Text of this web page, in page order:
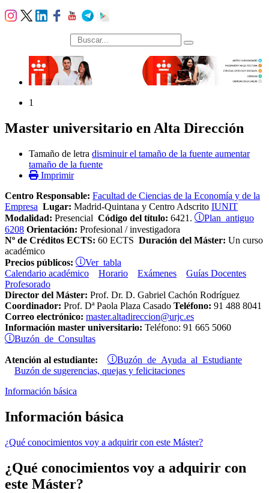
búsqueda
1
Master universitario en Alta Dirección
Tamaño de letra disminuir el tamaño de la fuente aumentar
tamaño de la fuente
Imprimir
Centro Responsable: Facultad de Ciencias de la Economía y de la
Empresa Lugar: Madrid-Quintana y Centro Adscrito IUNIT
Modalidad: Presencial Código del título: 6421.
Plan antiguo
6208 Orientación: Profesional / investigadora
Nº de Créditos ECTS: 60 ECTS Duración del Máster: Un curso
académico
Precios públicos:
Ver tabla
Calendario académico Horario Exámenes
Guías Docentes
Profesorado
Director del Máster: Prof. Dr. D. Gabriel Cachón Rodríguez
Coordinador: Prof. Dª Paola Plaza Casado Teléfono: 91 488 8041
Correo electrónico: master.altadireccion@urjc.es
Información master universitario: Teléfono: 91 665 5060
Buzón de Consultas
Atención al estudiante: Buzón de Ayuda al Estudiante
Buzón de sugerencias, quejas y felicitaciones
Información básica
Información básica
¿Qué conocimientos voy a adquirir con este Máster?
¿Qué conocimientos voy a adquirir con
este Máster?